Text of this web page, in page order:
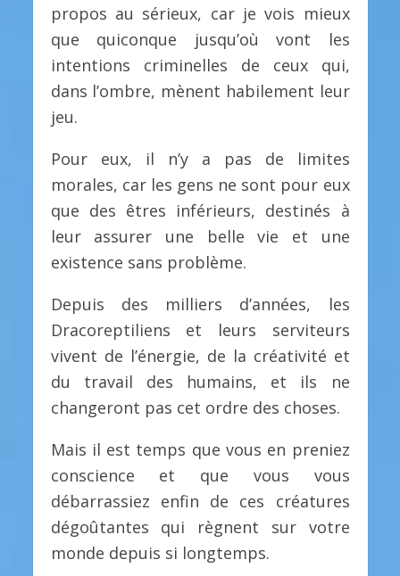
propos au sérieux, car je vois mieux
que quiconque jusqu’où vont les
intentions criminelles de ceux qui,
dans l’ombre, mènent habilement leur
jeu.
Pour eux, il n’y a pas de limites
morales, car les gens ne sont pour eux
que des êtres inférieurs, destinés à
leur assurer une belle vie et une
existence sans problème.
Depuis des milliers d’années, les
Dracoreptiliens et leurs serviteurs
vivent de l’énergie, de la créativité et
du travail des humains, et ils ne
changeront pas cet ordre des choses.
Mais il est temps que vous en preniez
conscience et que vous vous
débarrassiez enfin de ces créatures
dégoûtantes qui règnent sur votre
monde depuis si longtemps.